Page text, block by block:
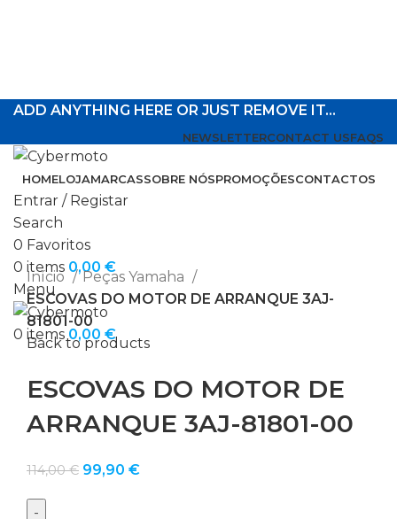
ADD ANYTHING HERE OR JUST REMOVE IT…
NEWSLETTERCONTACT USFAQS
HOMELOJAMARCASSOBRE NÓSPROMOÇÕESCONTACTOS
Entrar / Registar
Search
0 Favoritos
0 items 0,00 €
Menu
0 items 0,00 €
-12%
Click to enlarge
Início
Peças Yamaha
ESCOVAS DO MOTOR DE ARRANQUE 3AJ-
81801-00
Back to products
ESCOVAS DO MOTOR DE
ARRANQUE 3AJ-81801-00
114,00€ O
99,90 €O